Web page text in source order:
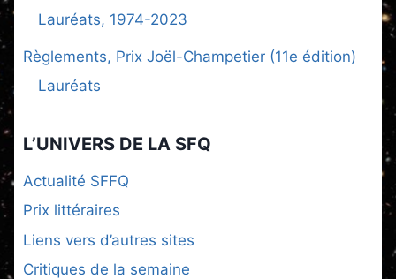
Lauréats, 1974-2023
Règlements, Prix Joël-Champetier (11e édition)
Lauréats
L’UNIVERS DE LA SFQ
Actualité SFFQ
Prix littéraires
Liens vers d’autres sites
Critiques de la semaine